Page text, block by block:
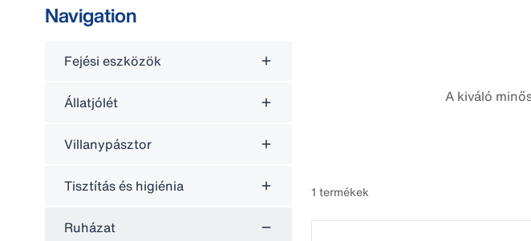
Navigation
Fejési eszközök
Állatjólét
Villanypásztor
Tisztítás és higiénia
Ruházat
A kiváló
1 termékek